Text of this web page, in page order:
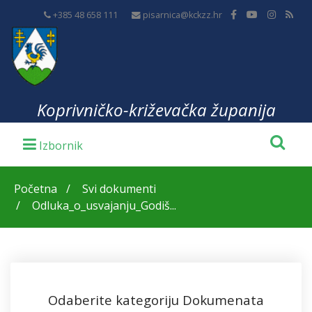
+385 48 658 111 pisarnica@kckzz.hr
Koprivničko-križevačka županija
Početna
Svi dokumenti
Odluka_o_usvajanju_Godiš...
Odaberite kategoriju Dokumenata